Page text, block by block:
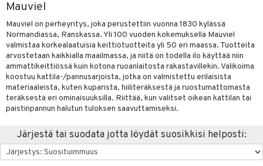
Mauviel
Mauviel on perheyritys, joka perustettiin vuonna 1830 kylässä
Normandiassa, Ranskassa. Yli 100 vuoden kokemuksella Mauviel
valmistaa korkealaatuisia keittiötuotteita yli 50 eri maassa. Tuotteita
arvostetaan kaikkialla maailmassa, ja niitä on todella ilo käyttää niin
ammattikeittiössä kuin kotona ruoanlaitosta rakastavillekin. Valikoima
koostuu kattila-/pannusarjoista, jotka on valmistettu erilaisista
materiaaleista, kuten kuparista, hiiliteräksestä ja ruostumattomasta
teräksestä eri ominaisuuksilla. Riittää, kun valitset oikean kattilan tai
paistinpannun halutun tuloksen saavuttamiseksi.
Järjestä tai suodata jotta löydät suosikkisi helposti:
& Sähkövatkaimet
koneet
& Cocktailasit
& Aveclasit
& Konjakkilasit
lautaset
Kattilat
Maustemyllyt
/ Outdoor
& Tyynyliinat
& Peitot
& Korit
& Veistokset
Art
& Lyhdyt
& Hyllyt
& Korit
tekstiilit
tekstiilit
tekstiilit
hyönteissuoja
& Lyhdyt
& vastauksia